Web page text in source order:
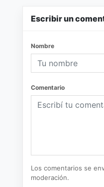
Escribir un
Nombre
Comentario
Los comentarios se
moderación.